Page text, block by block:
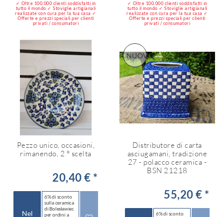
✓ Oltre 100.000 clienti soddisfatti in
tutto il mondo ✓ Stoviglie artigianali
realizzate con cura per la tua casa ✓
Offerte e prezzi speciali per clienti
privati / consumatori
✓ Oltre 100.000 clienti soddisfatti in
tutto il mondo ✓ Stoviglie artigianali
realizzate con cura per la tua casa ✓
Offerte e prezzi speciali per clienti
privati / consumatori
Pezzo unico, occasioni,
rimanendo, 2 ° scelta
20,40 € *
Nel
6% di sconto
sulla ceramica
di Bolesławiec
per ordini a
NUOVO
Distributore di carta
asciugamani, tradizione
27 - polacco ceramica -
BSN 21218
55,20 € *
6% di sconto